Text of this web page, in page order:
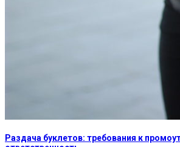
Раздача буклетов: требования к